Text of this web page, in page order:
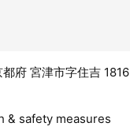
府 宮津市字住吉 1816
& safety measures